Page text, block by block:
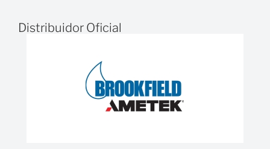
Memória para
2 etapas no instrumento / até 25 etapas
com software DV Create
DV360 e DV Create (opcionais)
Distribuidor Oficial